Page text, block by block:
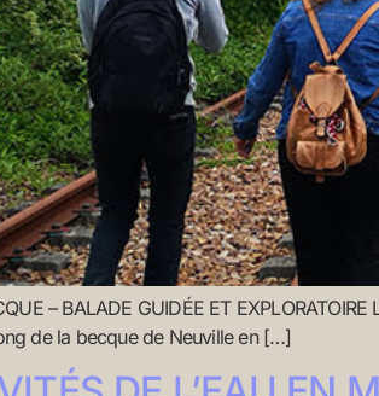
– BALADE GUIDÉE ET
de la becque de Neuville en […]